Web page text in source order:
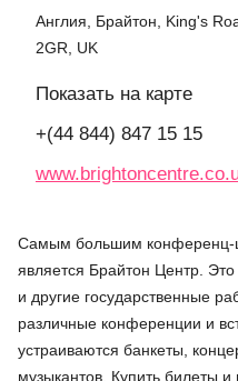
Англия, Брайтон, King's
2GR, UK
Показать на карте
+(44 844) 847 15 15
Самым большим конференц-
является Брайтон Центр.
и другие государственные
различные конференции и
устраиваются банкеты,
музыкантов. Купить билеты